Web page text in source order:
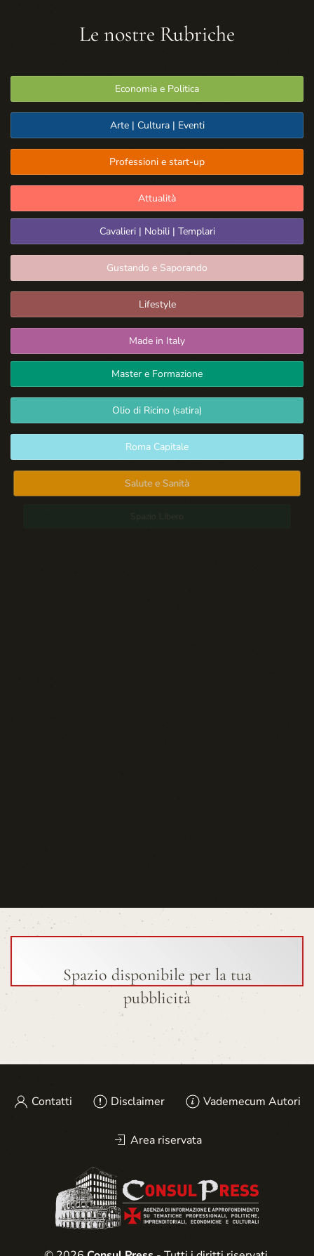
Le nostre Rubriche
Economia e Politica
Arte | Cultura | Eventi
Professioni e start-up
Attualità
Cavalieri | Nobili | Templari
Gustando e Saporando
Lifestyle
Made in Italy
Master e Formazione
Olio di Ricino (satira)
Roma Capitale
Salute e Sanità
Spazio Libero
Spazio disponibile per la tua
pubblicità
Contatti Disclaimer Vademecum Autori
Area riservata